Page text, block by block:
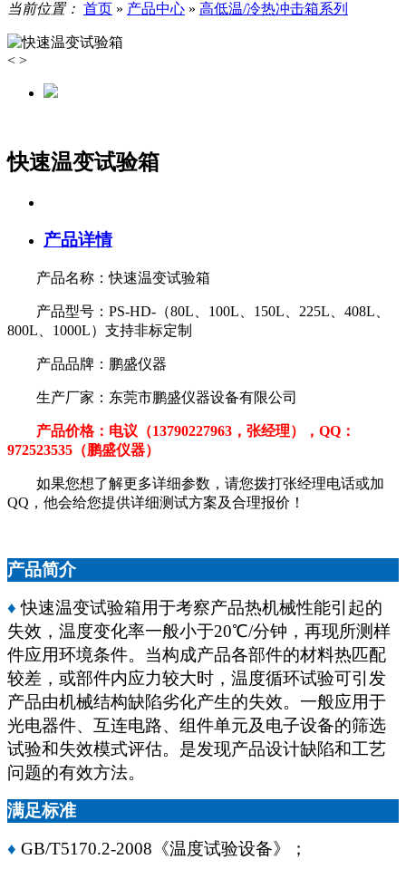
当前位置： 首页 » 产品中心 » 高低温/冷热冲击箱系列
< >
快速温变试验箱
产品详情
产品名称：快速温变试验箱
产品型号：PS-HD-（80L、100L、150L、225L、408L、
800L、1000L）支持非标定制
产品品牌：鹏盛仪器
生产厂家：东莞市鹏盛仪器设备有限公司
产品价格：电议（13790227963，张经理），QQ：
972523535（鹏盛仪器）
如果您想了解更多详细参数，请您拨打张经理电话或加
QQ，他会给您提供详细测试方案及合理报价！
产品简介
♦ 快速温变试验箱用于考察产品热机械性能引起的
失效，温度变化率一般小于20℃/分钟，再现所测样
件应用环境条件。当构成产品各部件的材料热匹配
较差，或部件内应力较大时，温度循环试验可引发
产品由机械结构缺陷劣化产生的失效。一般应用于
光电器件、互连电路、组件单元及电子设备的筛选
试验和失效模式评估。是发现产品设计缺陷和工艺
问题的有效方法。
满足标准
♦ GB/T5170.2-2008 《温度试验设备》；